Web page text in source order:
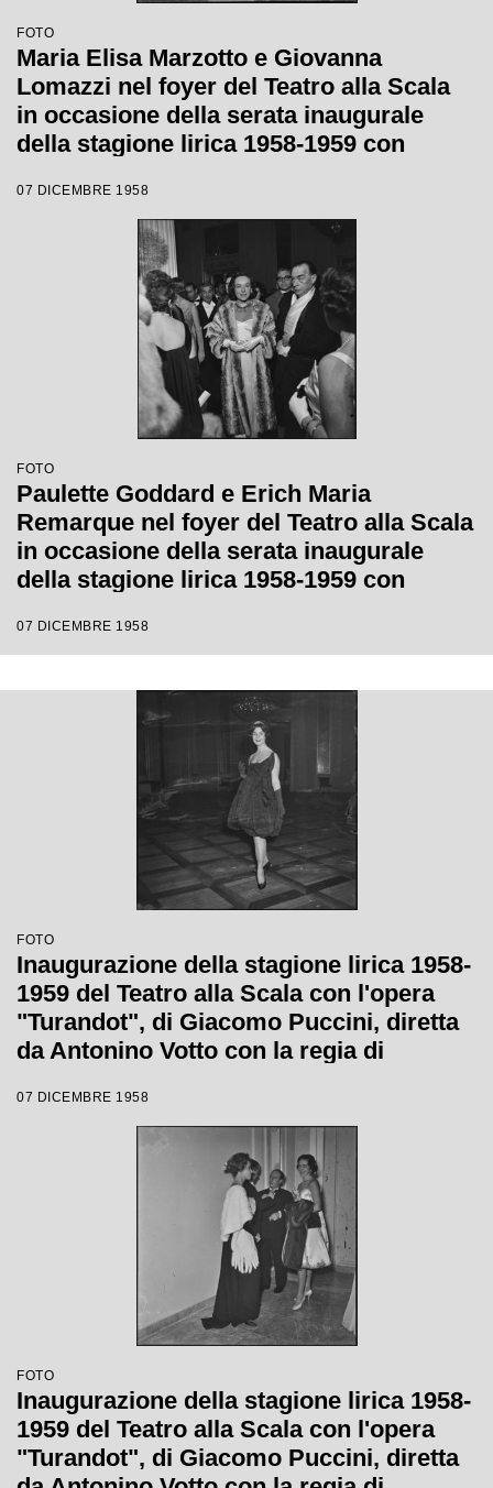
FOTO
Maria Elisa Marzotto e Giovanna
Lomazzi nel foyer del Teatro alla Scala
in occasione della serata inaugurale
della stagione lirica 1958-1959 con
diretta da Antonino Votto con la regia di
Margherita Wallmann
07 DICEMBRE 1958
FOTO
Paulette Goddard e Erich Maria
Remarque nel foyer del Teatro alla Scala
in occasione della serata inaugurale
della stagione lirica 1958-1959 con
diretta da Antonino Votto con la regia di
07 DICEMBRE 1958
FOTO
Inaugurazione della stagione lirica 1958-
1959 del Teatro alla Scala con l'opera
"Turandot", di Giacomo Puccini, diretta
da Antonino Votto con la regia di
07 DICEMBRE 1958
FOTO
Inaugurazione della stagione lirica 1958-
1959 del Teatro alla Scala con l'opera
"Turandot", di Giacomo Puccini, diretta